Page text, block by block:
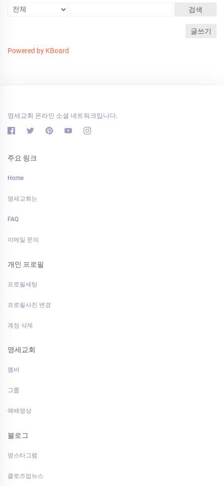
검색
글쓰기
Powered by KBoard
영세교회 온라인 소셜 네트워크입니다.
주요 링크
Home
영세교회는
FAQ
이메일 문의
개인 프로필
프로필세팅
프로필사진 변경
계정 삭제
영세교회
멤버
그룹
예배영상
블로그
영스타그램
클로즈업뉴스